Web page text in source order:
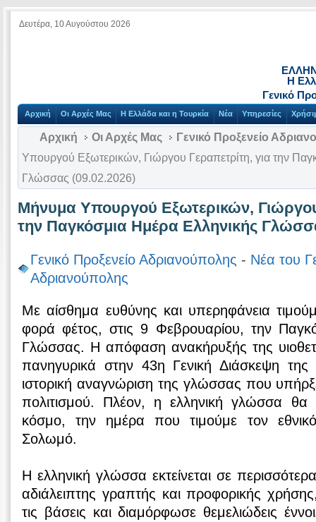
Δευτέρα, 10 Αυγούστου 2026
Η
Γενικό
Αρχική Οι Αρχές Μας Η Ελλάδα και η Τουρκία Νέα Υπηρεσίες
Αρχική Οι Αρχές Μας
Γενικό Προξενείο
Υπουργού Εξωτερικών, Γιώργου Γεραπετρίτη, για την
Γλώσσας (09.02.2026)
Μήνυμα Υπουργού Εξωτερικών,
την Παγκόσμια Ημέρα Ελληνικής
Γενικό Προξενείο Αδριανούπολης - Νέα του
Αδριανούπολης
Με αίσθημα ευθύνης και υπερηφάνεια
φορά φέτος, στις 9 Φεβρουαρίου, την
Γλώσσας. Η απόφαση ανακήρυξής της
πανηγυρικά στην 43η Γενική Διάσκεψη της
ιστορική αναγνώριση της γλώσσας που
πολιτισμού. Πλέον, η ελληνική γλώσσα θα
κόσμο, την ημέρα που τιμούμε τον
Σολωμό.
Η ελληνική γλώσσα εκτείνεται σε
αδιάλειπτης γραπτής και προφορικής
τις βάσεις και διαμόρφωσε θεμελιώδεις